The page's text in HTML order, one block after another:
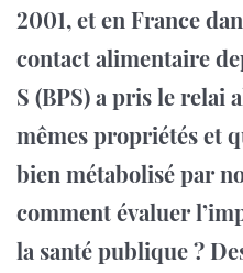
2001, et en France
contact alimentaire
S (BPS) a pris le relai
mêmes propriétés et
bien métabolisé par
comment évaluer
la santé publique ?